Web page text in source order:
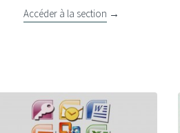
Accéder à la section →